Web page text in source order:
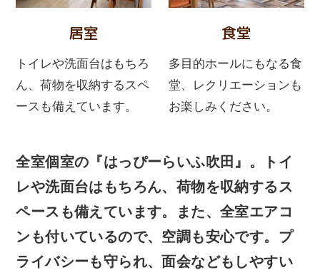
居室
トイレや洗面台はもちろ
ん、荷物を収納するスペ
ースも備えています。
食堂
多目的ホールにもなる食
堂、レクリエーションも
お楽しみください。
全室個室の『はっぴーらいふ吹田』。トイ
レや洗面台はもちろん、荷物を収納するス
ペースも備えています。また、全室エアコ
ンも付いているので、空調も安心です。プ
ライバシーも守られ、面会などもしやすい